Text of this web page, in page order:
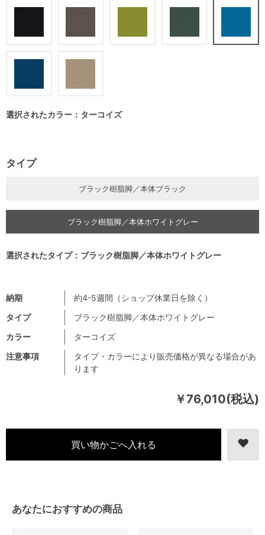
￥76,010(税込)
注意事項
タイプ・カラーにより販売価格が異なる場合があ
ります
納期
約4-5週間（ショップ休業日を除く）
タイプ
ブラック樹脂脚／本体ホワイトグレー
カラー
ターコイズ
選択されたカラー：ターコイズ
タイプ
ブラック樹脂脚／本体ブラック
ブラック樹脂脚／本体ホワイトグレー
選択されたタイプ：ブラック樹脂脚／本体ホワイトグレー
あなたにおすすめの商品